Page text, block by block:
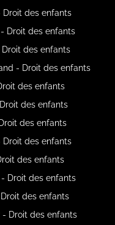
Droit des enfants
Droit des enfants
des enfants
- Droit des enfants
des enfants
des enfants
des enfants
Droit des enfants
des enfants
Droit des enfants
des enfants
Droit des enfants